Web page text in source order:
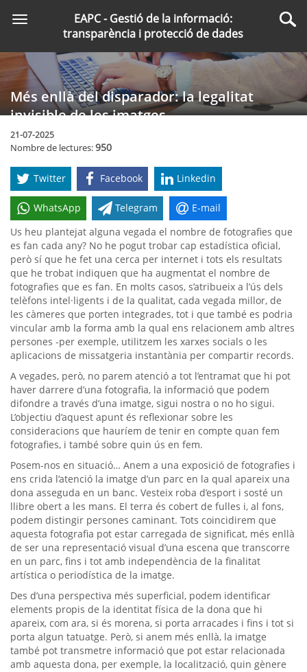
principal
Toggle
navigation
EAPC - Gestió de la informació:
transparència i protecció de dades
Més enllà del disparador: la legalitat
invisible de les imatges
21-07-2025
Nombre de lectures:950
Twitter Facebook Linkedin
WhatsApp Telegram
E-mail
Us heu plantejat alguna vegada el nombre de fotografies que
es fan cada any? No he pogut trobar cap estadística oficial,
però sí que he fet una cerca per internet i tots els resultats
que he trobat indiquen que ha augmentat el nombre de
fotografies que es fan. En molts casos, s’atribueix a l’ús dels
telèfons intel·ligents i de la qualitat, cada vegada millor, de
les càmeres que porten integrades, tot i que també es podria
vincular amb la forma amb la qual ens relacionem amb altres
persones -per exemple, utilitzem les xarxes socials o les
aplicacions de missatgeria instantània per compartir records.
A vegades, però, no parem atenció a tot l’entramat que hi pot
haver darrere d’una fotografia, la informació que podem
difondre a través d’una imatge, sigui nostra o no ho sigui.
L’objectiu d’aquest apunt és reflexionar sobre les
consideracions que hauríem de tenir en compte quan fem
fotografies, i també sobre quin ús en fem.
Posem-nos en situació… Anem a una exposició de fotografies i
ens crida l’atenció la imatge d’un parc en la qual apareix una
dona asseguda en un banc. Vesteix roba d’esport i sosté un
llibre obert a les mans. El terra és cobert de fulles i, al fons,
podem distingir persones caminant. Tots coincidirem que
aquesta fotografia pot estar carregada de significat, més enllà
de ser una representació visual d’una escena que transcorre
en un parc, fins i tot amb independència de la finalitat
artística o periodística de la imatge.
Des d’una perspectiva més superficial, podem identificar
elements propis de la identitat física de la dona que hi
apareix, com ara, si és morena, si porta arracades i fins i tot si
porta algun tatuatge. Però, si anem més enllà, la imatge
també pot transmetre informació que pot estar relacionada
amb aquesta dona, per exemple, la localització, quin gènere